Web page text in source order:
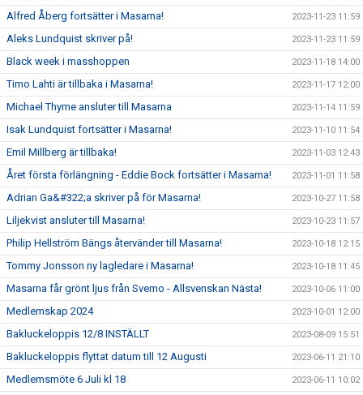
Alfred Åberg fortsätter i Masarna! 2023-11-23 11:59
Aleks Lundquist skriver på! 2023-11-23 11:59
Black week i masshoppen 2023-11-18 14:00
Timo Lahti är tillbaka i Masarna! 2023-11-17 12:00
Michael Thyme ansluter till Masarna 2023-11-14 11:59
Isak Lundquist fortsätter i Masarna! 2023-11-10 11:54
Emil Millberg är tillbaka! 2023-11-03 12:43
Året första förlängning - Eddie Bock fortsätter i Masarna! 2023-11-01 11:58
Adrian Ga&#322;a skriver på för Masarna! 2023-10-27 11:58
Liljekvist ansluter till Masarna! 2023-10-23 11:57
Philip Hellström Bängs återvänder till Masarna! 2023-10-18 12:15
Tommy Jonsson ny lagledare i Masarna! 2023-10-18 11:45
Masarna får grönt ljus från Svemo - Allsvenskan Nästa! 2023-10-06 11:00
Medlemskap 2024 2023-10-01 12:00
Bakluckeloppis 12/8 INSTÄLLT 2023-08-09 15:51
Bakluckeloppis flyttat datum till 12 Augusti 2023-06-11 21:10
Medlemsmöte 6 Juli kl 18 2023-06-11 10:02